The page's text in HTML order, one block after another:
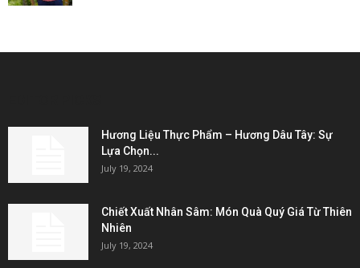
Hương Liệu Thực Phẩm – Hương Dâu Tây: Sự
Lựa Chọn...
July 19, 2024
Chiết Xuất Nhân Sâm: Món Quà Quý Giá Từ Thiên
Nhiên
July 19, 2024